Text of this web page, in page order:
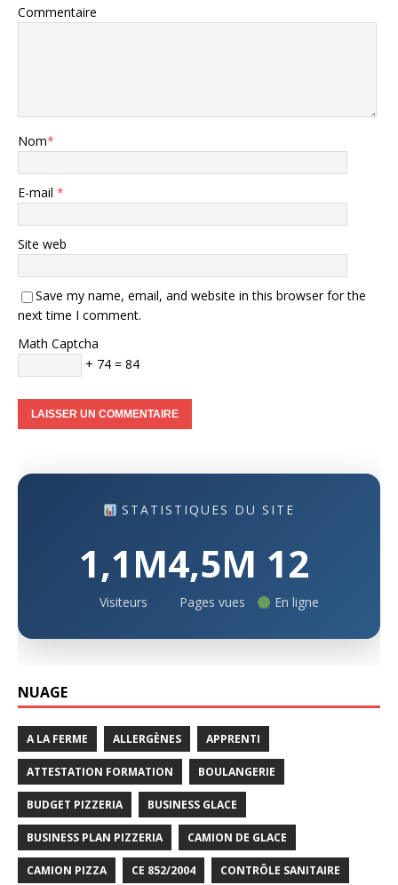
Commentaire
Nom*
E-mail *
Site web
Save my name, email, and website in this browser for the
next time I comment.
Math Captcha
+ 74 = 84
STATISTIQUES DU SITE
1,1M
Visiteurs
4,5M
Pages vues
12
En ligne
NUAGE
A LA FERME ALLERGÈNES APPRENTI
ATTESTATION FORMATION BOULANGERIE
BUDGET PIZZERIA BUSINESS GLACE
BUSINESS PLAN PIZZERIA CAMION DE GLACE
CAMION PIZZA CE 852/2004 CONTRÔLE SANITAIRE